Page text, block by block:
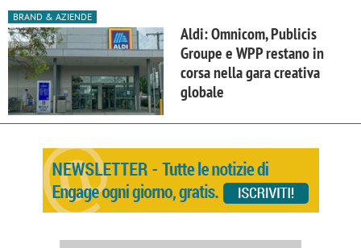
BRAND & AZIENDE
Aldi: Omnicom, Publicis
Groupe e WPP restano in
corsa nella gara creativa
globale